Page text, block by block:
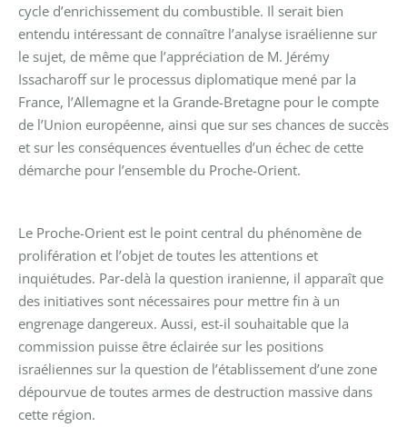
cycle d’enrichissement du combustible. Il serait bien
entendu intéressant de connaître l’analyse israélienne sur
le sujet, de même que l’appréciation de M. Jérémy
Issacharoff sur le processus diplomatique mené par la
France, l’Allemagne et la Grande-Bretagne pour le compte
de l’Union européenne, ainsi que sur ses chances de succès
et sur les conséquences éventuelles d’un échec de cette
démarche pour l’ensemble du Proche-Orient.
Le Proche-Orient est le point central du phénomène de
prolifération et l’objet de toutes les attentions et
inquiétudes. Par-delà la question iranienne, il apparaît que
des initiatives sont nécessaires pour mettre fin à un
engrenage dangereux. Aussi, est-il souhaitable que la
commission puisse être éclairée sur les positions
israéliennes sur la question de l’établissement d’une zone
dépourvue de toutes armes de destruction massive dans
cette région.